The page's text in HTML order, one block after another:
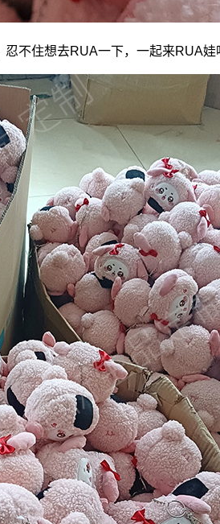
忍不住想去RUA一下，一起来RUA娃